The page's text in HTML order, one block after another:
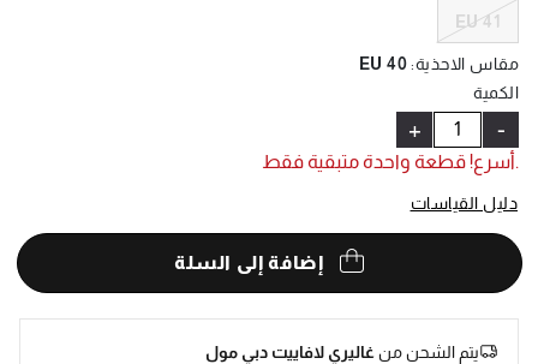
EU 41
مقاس الاحذية:
EU 40
الكمية
-
+
.أسرع! قطعة واحدة متبقية فقط
دليل القياسات
إضافة إلى السلة
يتم الشحن منغاليري لافاييت دبي مول